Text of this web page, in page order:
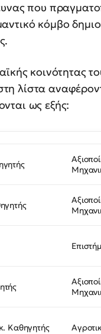
που
κόμβο
κοινότητας
λίστα
ως εξής:
Καθηγητής